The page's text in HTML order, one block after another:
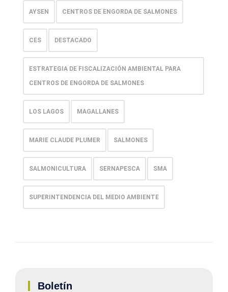
AYSEN CENTROS DE ENGORDA DE SALMONES
CES DESTACADO
ESTRATEGIA DE FISCALIZACIÓN AMBIENTAL PARA
CENTROS DE ENGORDA DE SALMONES
LOS LAGOS MAGALLANES
MARIE CLAUDE PLUMER SALMONES
SALMONICULTURA SERNAPESCA SMA
SUPERINTENDENCIA DEL MEDIO AMBIENTE
Boletín